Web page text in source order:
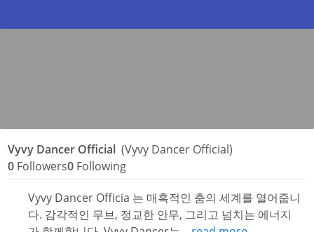
Vyvy Dancer Official(Vyvy Dancer Official)
0 Followers0 Following
Vyvy Dancer Officia 는 매혹적인 춤의 세계를 열어줍니
다. 감각적인 무브, 정교한 안무, 그리고 넘치는 에너지